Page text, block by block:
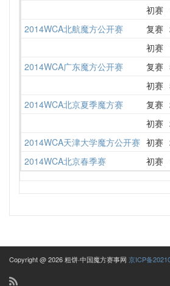
初赛
2014WCA北航魔方公开赛 复赛
初赛
2014WCA广东魔方公开赛 复赛
初赛
2014WCA北京夏季魔方赛 复赛
初赛
2014WCA天津大学魔方公开赛 初赛
2014WCA北京春季赛 初赛
Copyright @ 2026 粗饼·中国魔方赛事网 京ICP备